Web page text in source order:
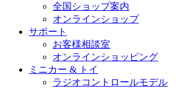
全国ショップ案内
オンラインショップ
サポート
お客様相談室
オンラインショッピング
ミニカー & トイ
ラジオコントロールモデル